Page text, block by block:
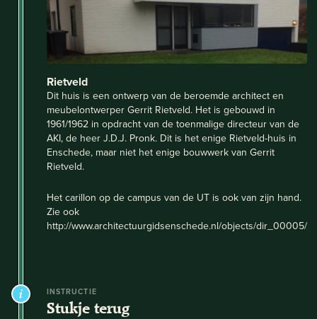
Rietveld
Dit huis is een ontwerp van de beroemde architect en
meubelontwerper Gerrit Rietveld. Het is gebouwd in
1961/1962 in opdracht van de toenmalige directeur van de
AKI, de heer J.D.J. Pronk. Dit is het enige Rietveld-huis in
Enschede, maar niet het enige bouwwerk van Gerrit
Rietveld.
Het carillon op de campus van de UT is ook van zijn hand.
Zie ook
http://www.architectuurgidsenschede.nl/objects/dir_00005/
INSTRUCTIE
Stukje terug